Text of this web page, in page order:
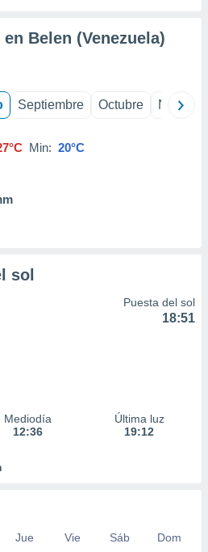
Belen (Venezuela)
Septiembre Octubre
Min: 20°C
sol
Puesta del sol
18:51
Mediodía
12:36
Última luz
19:12
Jue Vie Sáb
Dom